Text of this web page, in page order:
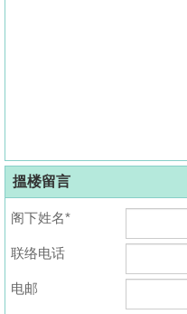
搵楼留言
阁下姓名*
联络电话
电邮